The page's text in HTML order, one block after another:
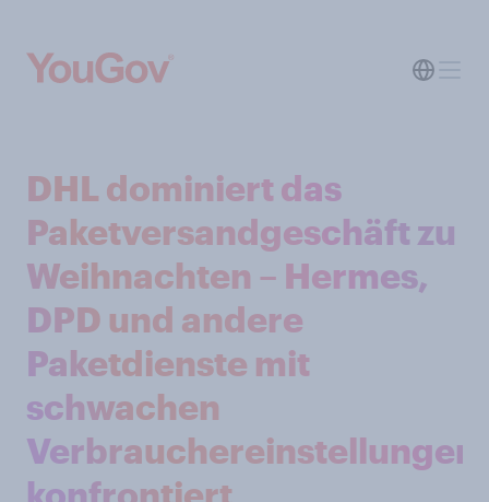
DHL dominiert das
Paketversandgeschäft zu
Weihnachten – Hermes,
DPD und andere
Paketdienste mit
schwachen
Verbrauchereinstellungen
konfrontiert